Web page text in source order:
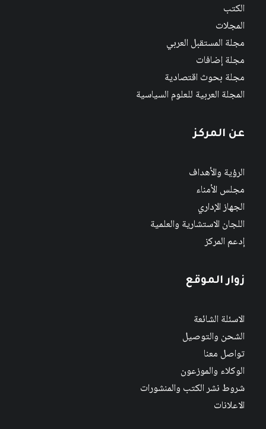
الكتب
المجلات
مجلة المستقبل العربي
مجلة إضافات
مجلة بحوث اقتصادية
المجلة العربية للعلوم السياسية
عن المركز
الرؤية والأهداف
مجلس الأمناء
الجهاز الإداري
اللجان الاستشارية والعلمية
إدعم المركز
زوار الموقع
الاسئلة الشائعة
الشحن والتوصيل
تواصل معنا
الوكلاء والموزعون
شروط نشر الكتب والمنشورات
الاعلانات